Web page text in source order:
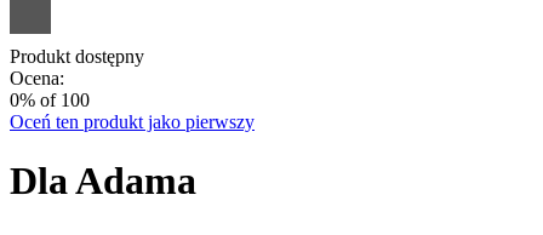
Produkt dostępny
Ocena:
0% of 100
Oceń ten produkt jako pierwszy
Dla Adama